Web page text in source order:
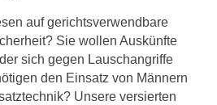
auf gerichtsverwendbare
Sie wollen Auskünfte
sich gegen Lauschangriffe
den Einsatz von Männern
Unsere versierten